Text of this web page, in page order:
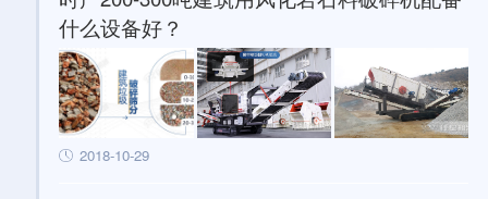
什么设备好？
2018-10-29